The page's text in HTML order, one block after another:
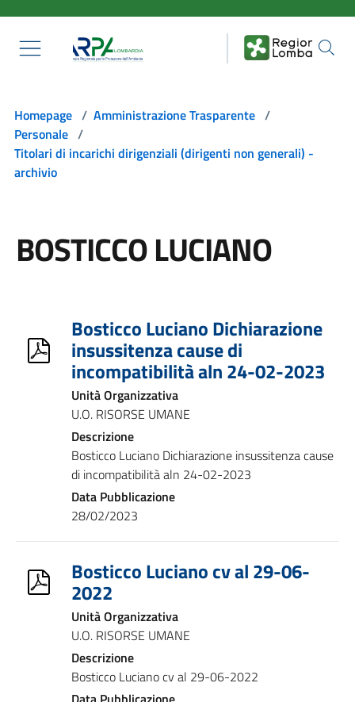
Homepage / Amministrazione Trasparente /
Personale /
Titolari di incarichi dirigenziali (dirigenti non generali) -
archivio
BOSTICCO LUCIANO
Bosticco Luciano Dichiarazione
insussitenza cause di
incompatibilità aln 24-02-2023
Unità Organizzativa
U.O. RISORSE UMANE
Descrizione
Bosticco Luciano Dichiarazione insussitenza cause
di incompatibilità aln 24-02-2023
Data Pubblicazione
28/02/2023
Bosticco Luciano cv al 29-06-
2022
Unità Organizzativa
U.O. RISORSE UMANE
Descrizione
Bosticco Luciano cv al 29-06-2022